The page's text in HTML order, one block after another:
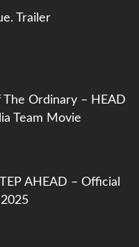
Trailer
The Ordinary – HEAD
Team Movie
AHEAD – Official